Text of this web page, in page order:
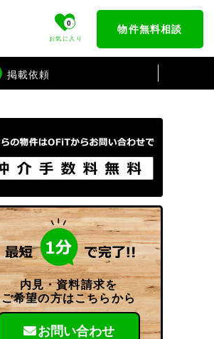
お気に入り
0
物件無料相談
掲載依頼
内見・資料請求を
ご希望の方はこちらから
お問い合わせ